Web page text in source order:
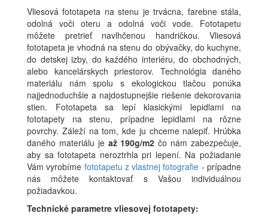
Vliesová fototapeta na stenu je trvácna, farebne stála,
odolná voči oteru a odolná voči vode. Fototapetu
môžete pretrieť navlhčenou handričkou. Vliesová
fototapeta je vhodná na stenu do obývačky, do kuchyne,
do detskej izby, do kaźdého interiéru, do obchodných,
alebo kancelárskych priestorov. Technológia daného
materiálu nám spolu s ekologickou tlačou ponúka
najjednoduchšie a najdostupnejšie riešenie dekorovania
stien. Fototapeta sa lepí klasickými lepidlami na
fototapety na stenu, prípadne lepidlami na rôzne
povrchy. Záleží na tom, kde ju chceme nalepiť. Hrúbka
daného materiálu je až 190g/m2 čo nám zabezpečuje,
aby sa fototapeta neroztrhla pri lepení. Na požiadanie
Vám vyrobíme fototapetu z vlastnej fotografie - prípadne
nás môžete kontaktovať s Vašou individuálnou
požiadavkou.
Technické parametre vliesovej fototapety: